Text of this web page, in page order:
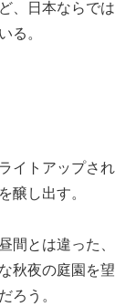
ど、日本ならで
いる。
ライトアップさ
を醸し出す。
間とは違った
な秋夜の庭園を
だろう。